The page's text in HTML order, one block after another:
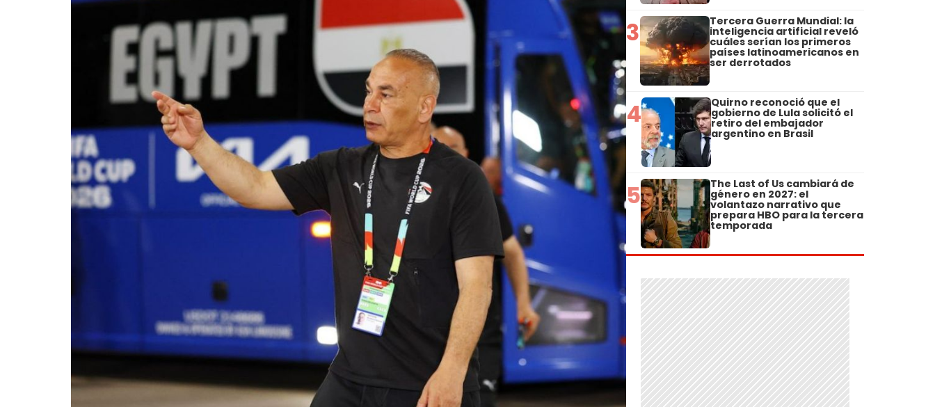
3 Tercera Guerra Mundial: la
inteligencia artificial reveló
cuáles serían los primeros
países latinoamericanos en
ser derrotados
4 Quirno reconoció que el
gobierno de Lula solicitó el
retiro del embajador
argentino en Brasil
5 The Last of Us cambiará de
género en 2027: el
volantazo narrativo que
prepara HBO para la tercera
temporada